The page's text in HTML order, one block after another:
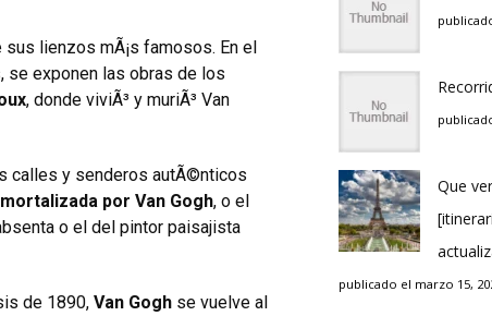
sus lienzos mÃ¡s famosos. En el
se exponen las obras de los
, donde viviÃ³ y muriÃ³ Van
calles y senderos autÃ©nticos
por Van Gogh, o el
o el del pintor paisajista
de 1890, Van Gogh se vuelve al
Que
publicado el marzo 15,